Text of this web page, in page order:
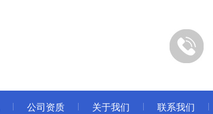
公司资质 关于我们 联系我们